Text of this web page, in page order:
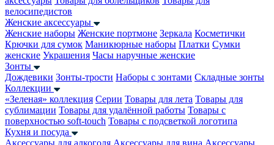
велосипедистов
Женские аксессуары
Женские наборы Женские портмоне Зеркала Косметички
Крючки для сумок Маникюрные наборы Платки Сумки
женские Украшения Часы наручные женские
Зонты
Дождевики Зонты-трости Наборы с зонтами Складные зонты
Коллекции
«Зеленая» коллекция Серии Товары для лета Товары для
сублимации Товары для удалённой работы Товары с
поверхностью soft-touch Товары с подсветкой логотипа
Кухня и посуда
Аксессуары для алкоголя Аксессуары для вина Аксессуары